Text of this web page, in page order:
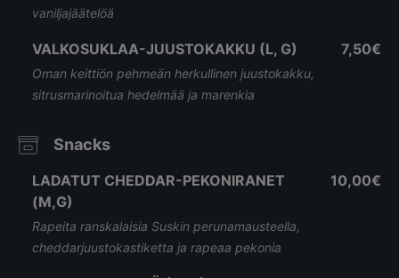
vaniljajäätelöä
VALKOSUKLAA-JUUSTOKAKKU (L, G)
Oman keittiön pehmeän herkullinen juustokakku,
sitrusmarinoitua hedelmää ja marenkia
7,50€
Snacks
LADATUT CHEDDAR-PEKONIRANET
(M,G)
Rapeita ranskalaisia Suskin perunamausteella,
cheddarjuustokastiketta ja rapeaa pekonia
10,00€